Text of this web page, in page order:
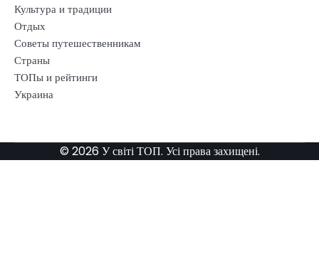
Культура и традиции
Отдых
Советы путешественникам
Страны
ТОПы и рейтинги
Украина
© 2026 У світі ТОП. Усі права захищені.